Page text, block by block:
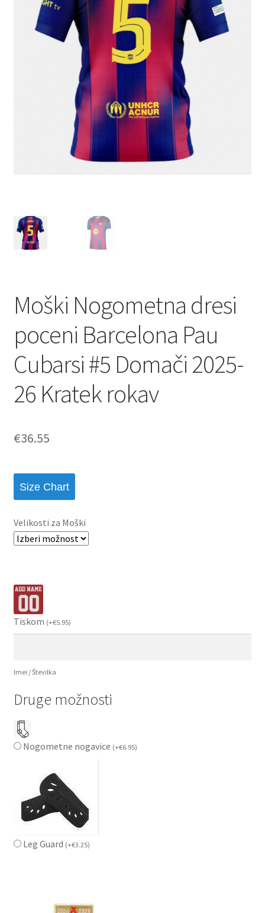
Moški Nogometna dresi
poceni Barcelona Pau
Cubarsi #5 Domači 2025-
26 Kratek rokav
€36.55
Size Chart
Velikosti za Moški
Tiskom (+€5.95)
Imei / Številka
Druge možnosti
Nogometne nogavice (+€6.95)
Leg Guard (+€3.25)